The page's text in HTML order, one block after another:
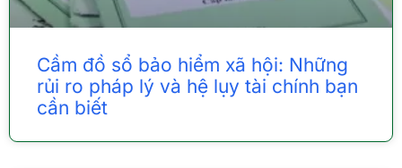
Cầm đồ sổ bảo hiểm xã hội: Những
rủi ro pháp lý và hệ lụy tài chính bạn
cần biết